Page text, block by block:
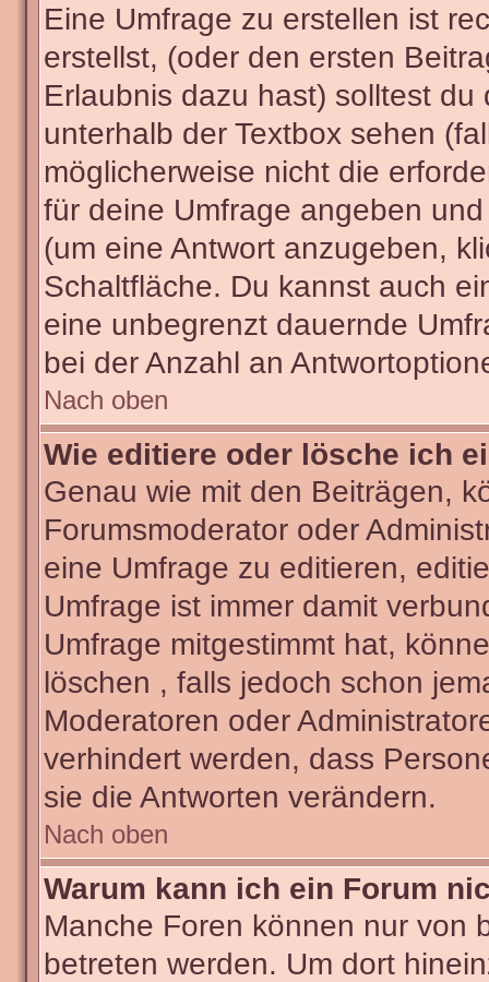
Eine Umfrage zu erstellen ist
erstellst, (oder den ersten
Erlaubnis dazu hast) solltest
unterhalb der Textbox sehen
möglicherweise nicht die
für deine Umfrage angeben
(um eine Antwort anzugeben,
Schaltfläche. Du kannst auch
eine unbegrenzt dauernde
bei der Anzahl an
Nach oben
Wie editiere oder lösche ich
Genau wie mit den Beiträgen,
Forumsmoderator oder
eine Umfrage zu editieren,
Umfrage ist immer damit
Umfrage mitgestimmt hat,
löschen , falls jedoch schon
Moderatoren oder
verhindert werden, dass
sie die Antworten verändern.
Nach oben
Warum kann ich ein Forum
Manche Foren können nur von
betreten werden. Um dort